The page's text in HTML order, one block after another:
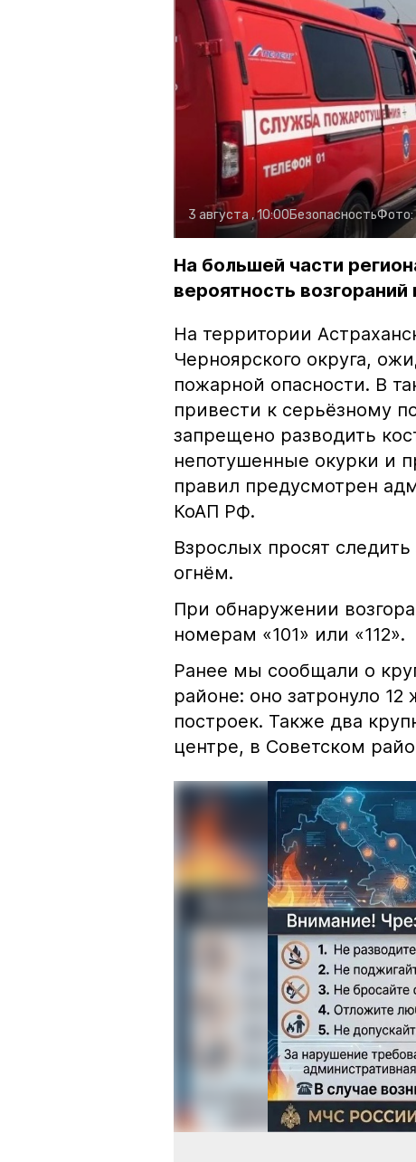
3 августа , 10:00БезопасностьФото:
На большей части
вероятность
На территории
Черноярского округа,
пожарной опасности. В
привести к серьёзному
запрещено разводить
непотушенные окурки и
правил предусмотрен
КоАП РФ.
Взрослых просят
огнём.
При обнаружении
номерам «101» или «112».
Ранее мы сообщали о
районе: оно затронуло
построек. Также два
центре, в Советском